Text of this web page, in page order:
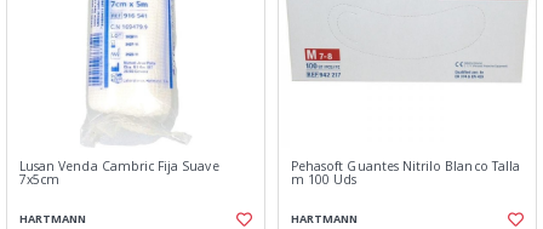
Lusan Venda Cambric Fija Suave
7x5cm
HARTMANN
Pehasoft Guantes Nitrilo Blanco Talla
m 100 Uds
HARTMANN